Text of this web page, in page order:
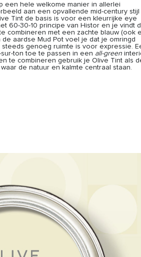
een hele welkome manier in allerlei
aan een opvallende mid-century stijl
Tint de basis is voor een kleurrijke eye
60-30-10 principe van Histor en je vindt
combineren met een zachte blauw (ook
aardse Mud Pot voel je dat je omringd
genoeg ruimte is voor expressie.
ton toe te passen in een all-green
te combineren gebruik je Olive Tint als
de natuur en kalmte centraal staan.